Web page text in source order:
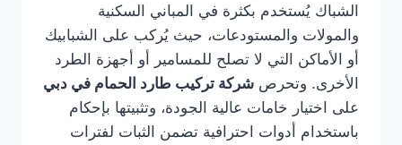
الشباك يُستخدم بكثرة في المباني السكنية
والمولات والمستودعات، حيث يُركب على الشبابيك
أو الأماكن التي لا تصلح للمسامير أو أجهزة الطرد
الأخرى. وتحرص شركة تركيب طارد الحمام في دبي
على اختيار خامات عالية الجودة، وتثبيتها بإحكام
باستخدام أدوات احترافية تضمن الثبات لفترات